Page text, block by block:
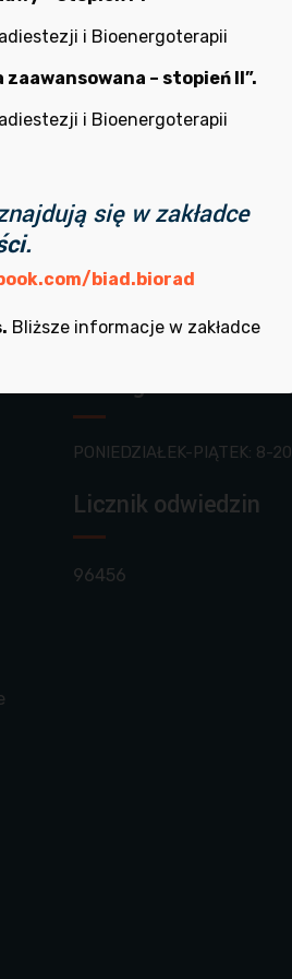
z nami!
Godziny pracy
WTOREK, CZWARTEK: 10-14
Zabiegi
PONIEDZIAŁEK-PIĄTEK: 8-20
Licznik odwiedzin
96456
i Bioenergoterapii
– stopień II”.
i Bioenergoterapii
się w zakładce
biad.biorad
Bliższe informacje w zakładce